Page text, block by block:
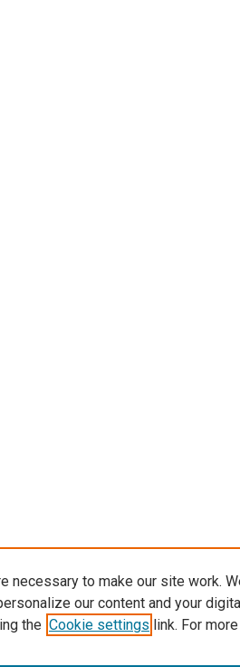
necessary to make our site work.
our content and your
the Cookie settings link. For